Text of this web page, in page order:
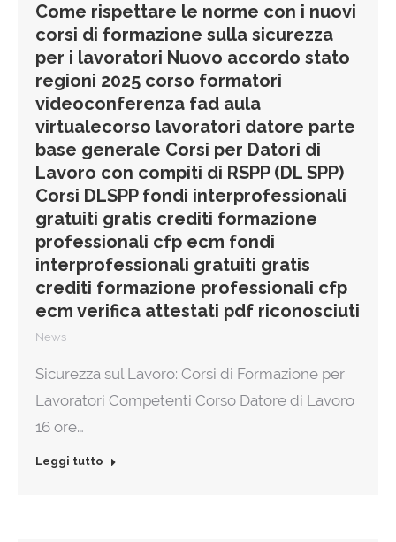
Come rispettare le norme con i nuovi
corsi di formazione sulla sicurezza
per i lavoratori Nuovo accordo stato
regioni 2025 corso formatori
videoconferenza fad aula
virtualecorso lavoratori datore parte
base generale Corsi per Datori di
Lavoro con compiti di RSPP (DL SPP)
Corsi DLSPP fondi interprofessionali
gratuiti gratis crediti formazione
professionali cfp ecm fondi
interprofessionali gratuiti gratis
crediti formazione professionali cfp
ecm verifica attestati pdf riconosciuti
News
Sicurezza sul Lavoro: Corsi di Formazione per
Lavoratori Competenti Corso Datore di Lavoro
16 ore…
Leggi tutto